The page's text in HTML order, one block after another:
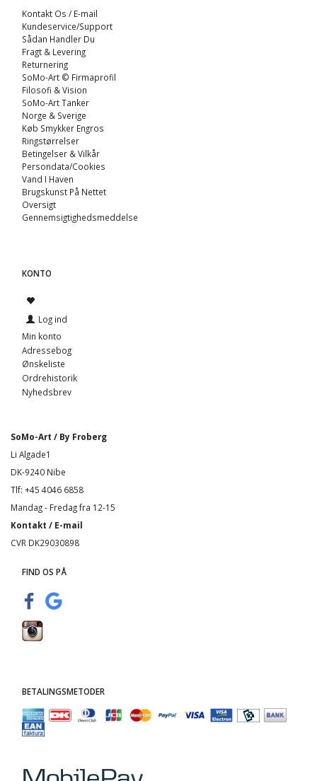
Kontakt Os / E-mail
Kundeservice/Support
Sådan Handler Du
Fragt & Levering
Returnering
SoMo-Art © Firmaprofil
Filosofi & Vision
SoMo-Art Tanker
Norge & Sverige
Køb Smykker Engros
Ringstørrelser
Betingelser & Vilkår
Persondata/Cookies
Vand I Haven
Brugskunst På Nettet
Oversigt
Gennemsigtighedsmeddelse
KONTO
Log ind
Min konto
Adressebog
Ønskeliste
Ordrehistorik
Nyhedsbrev
SoMo-Art / By Froberg
Li Algade1
DK-9240 Nibe
Tlf: +45 4046 6858
Mandag - Fredag fra 12-15
Kontakt / E-mail
CVR DK29030898
FIND OS PÅ
BETALINGSMETODER